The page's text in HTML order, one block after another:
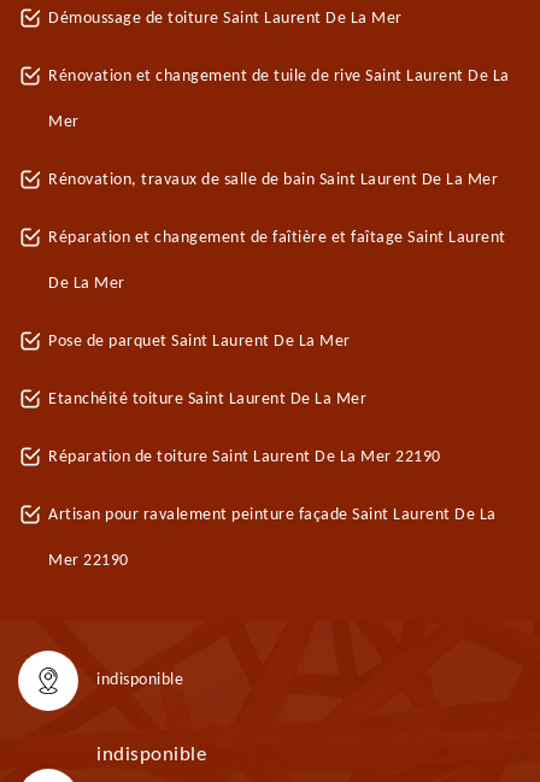
Démoussage de toiture Saint Laurent De La Mer
Rénovation et changement de tuile de rive Saint Laurent De La
Mer
Rénovation, travaux de salle de bain Saint Laurent De La Mer
Réparation et changement de faîtière et faîtage Saint Laurent
De La Mer
Pose de parquet Saint Laurent De La Mer
Etanchéité toiture Saint Laurent De La Mer
Réparation de toiture Saint Laurent De La Mer 22190
Artisan pour ravalement peinture façade Saint Laurent De La
Mer 22190
indisponible
indisponible